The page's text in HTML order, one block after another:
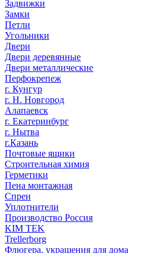
Задвижки
Замки
Петли
Угольники
Двери
Двери деревянные
Двери металлические
Перфокрепеж
г. Кунгур
г. Н. Новгород
Алапаевск
г. Екатеринбург
г. Нытва
г.Казань
Почтовые ящики
Строительная химия
Герметики
Пена монтажная
Спреи
Уплотнители
Производство Россия
KIM TEK
Trellerborg
Флюгера, украшения для дома